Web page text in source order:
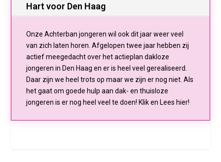
Hart voor Den Haag
Onze Achterban jongeren wil ook dit jaar weer veel
van zich laten horen. Afgelopen twee jaar hebben zij
actief meegedacht over het actieplan dakloze
jongeren in Den Haag en er is heel veel gerealiseerd.
Daar zijn we heel trots op maar we zijn er nog niet. Als
het gaat om goede hulp aan dak- en thuisloze
jongeren is er nog heel veel te doen! Klik en Lees hier!